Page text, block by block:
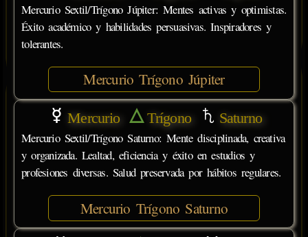
Mercurio Sextil/Trígono Júpiter: Mentes activas y optimistas.
Éxito académico y habilidades persuasivas. Inspiradores y
tolerantes.
Mercurio Trígono Júpiter
Mercurio Trígono Saturno
Mercurio Sextil/Trígono Saturno: Mente disciplinada, creativa
y organizada. Lealtad, eficiencia y éxito en estudios y
profesiones diversas. Salud preservada por hábitos regulares.
Mercurio Trígono Saturno